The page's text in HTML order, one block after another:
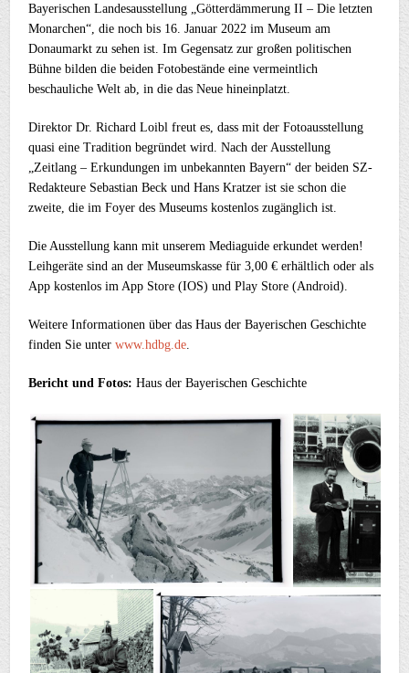
Bayerischen Landesausstellung „Götterdämmerung II – Die letzten
Monarchen“, die noch bis 16. Januar 2022 im Museum am
Donaumarkt zu sehen ist. Im Gegensatz zur großen politischen
Bühne bilden die beiden Fotobestände eine vermeintlich
beschauliche Welt ab, in die das Neue hineinplatzt.
Direktor Dr. Richard Loibl freut es, dass mit der Fotoausstellung
quasi eine Tradition begründet wird. Nach der Ausstellung
„Zeitlang – Erkundungen im unbekannten Bayern“ der beiden SZ-
Redakteure Sebastian Beck und Hans Kratzer ist sie schon die
zweite, die im Foyer des Museums kostenlos zugänglich ist.
Die Ausstellung kann mit unserem Mediaguide erkundet werden!
Leihgeräte sind an der Museumskasse für 3,00 € erhältlich oder als
App kostenlos im App Store (IOS) und Play Store (Android).
Weitere Informationen über das Haus der Bayerischen Geschichte
finden Sie unterwww.hdbg.de
Bericht und Fotos:Haus der Bayerischen Geschichte